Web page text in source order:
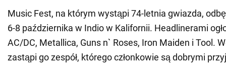
Music Fest, na którym wystąpi 74-letnia gwiazda,
6-8 października w Indio w Kalifornii. Headlinerami
AC/DC, Metallica, Guns n` Roses, Iron Maiden i Tool.
zastąpi go zespół, którego członkowie są dobrymi